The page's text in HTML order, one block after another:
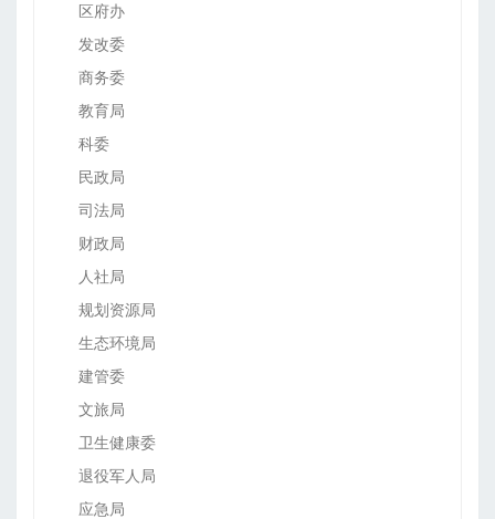
区府办
发改委
商务委
教育局
科委
民政局
司法局
财政局
人社局
规划资源局
生态环境局
建管委
文旅局
卫生健康委
退役军人局
应急局